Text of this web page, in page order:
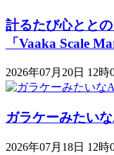
計るたび心とと
「Vaaka Scale
2026年07月20日 12時
ガラケーみたい
2026年07月18日 12時